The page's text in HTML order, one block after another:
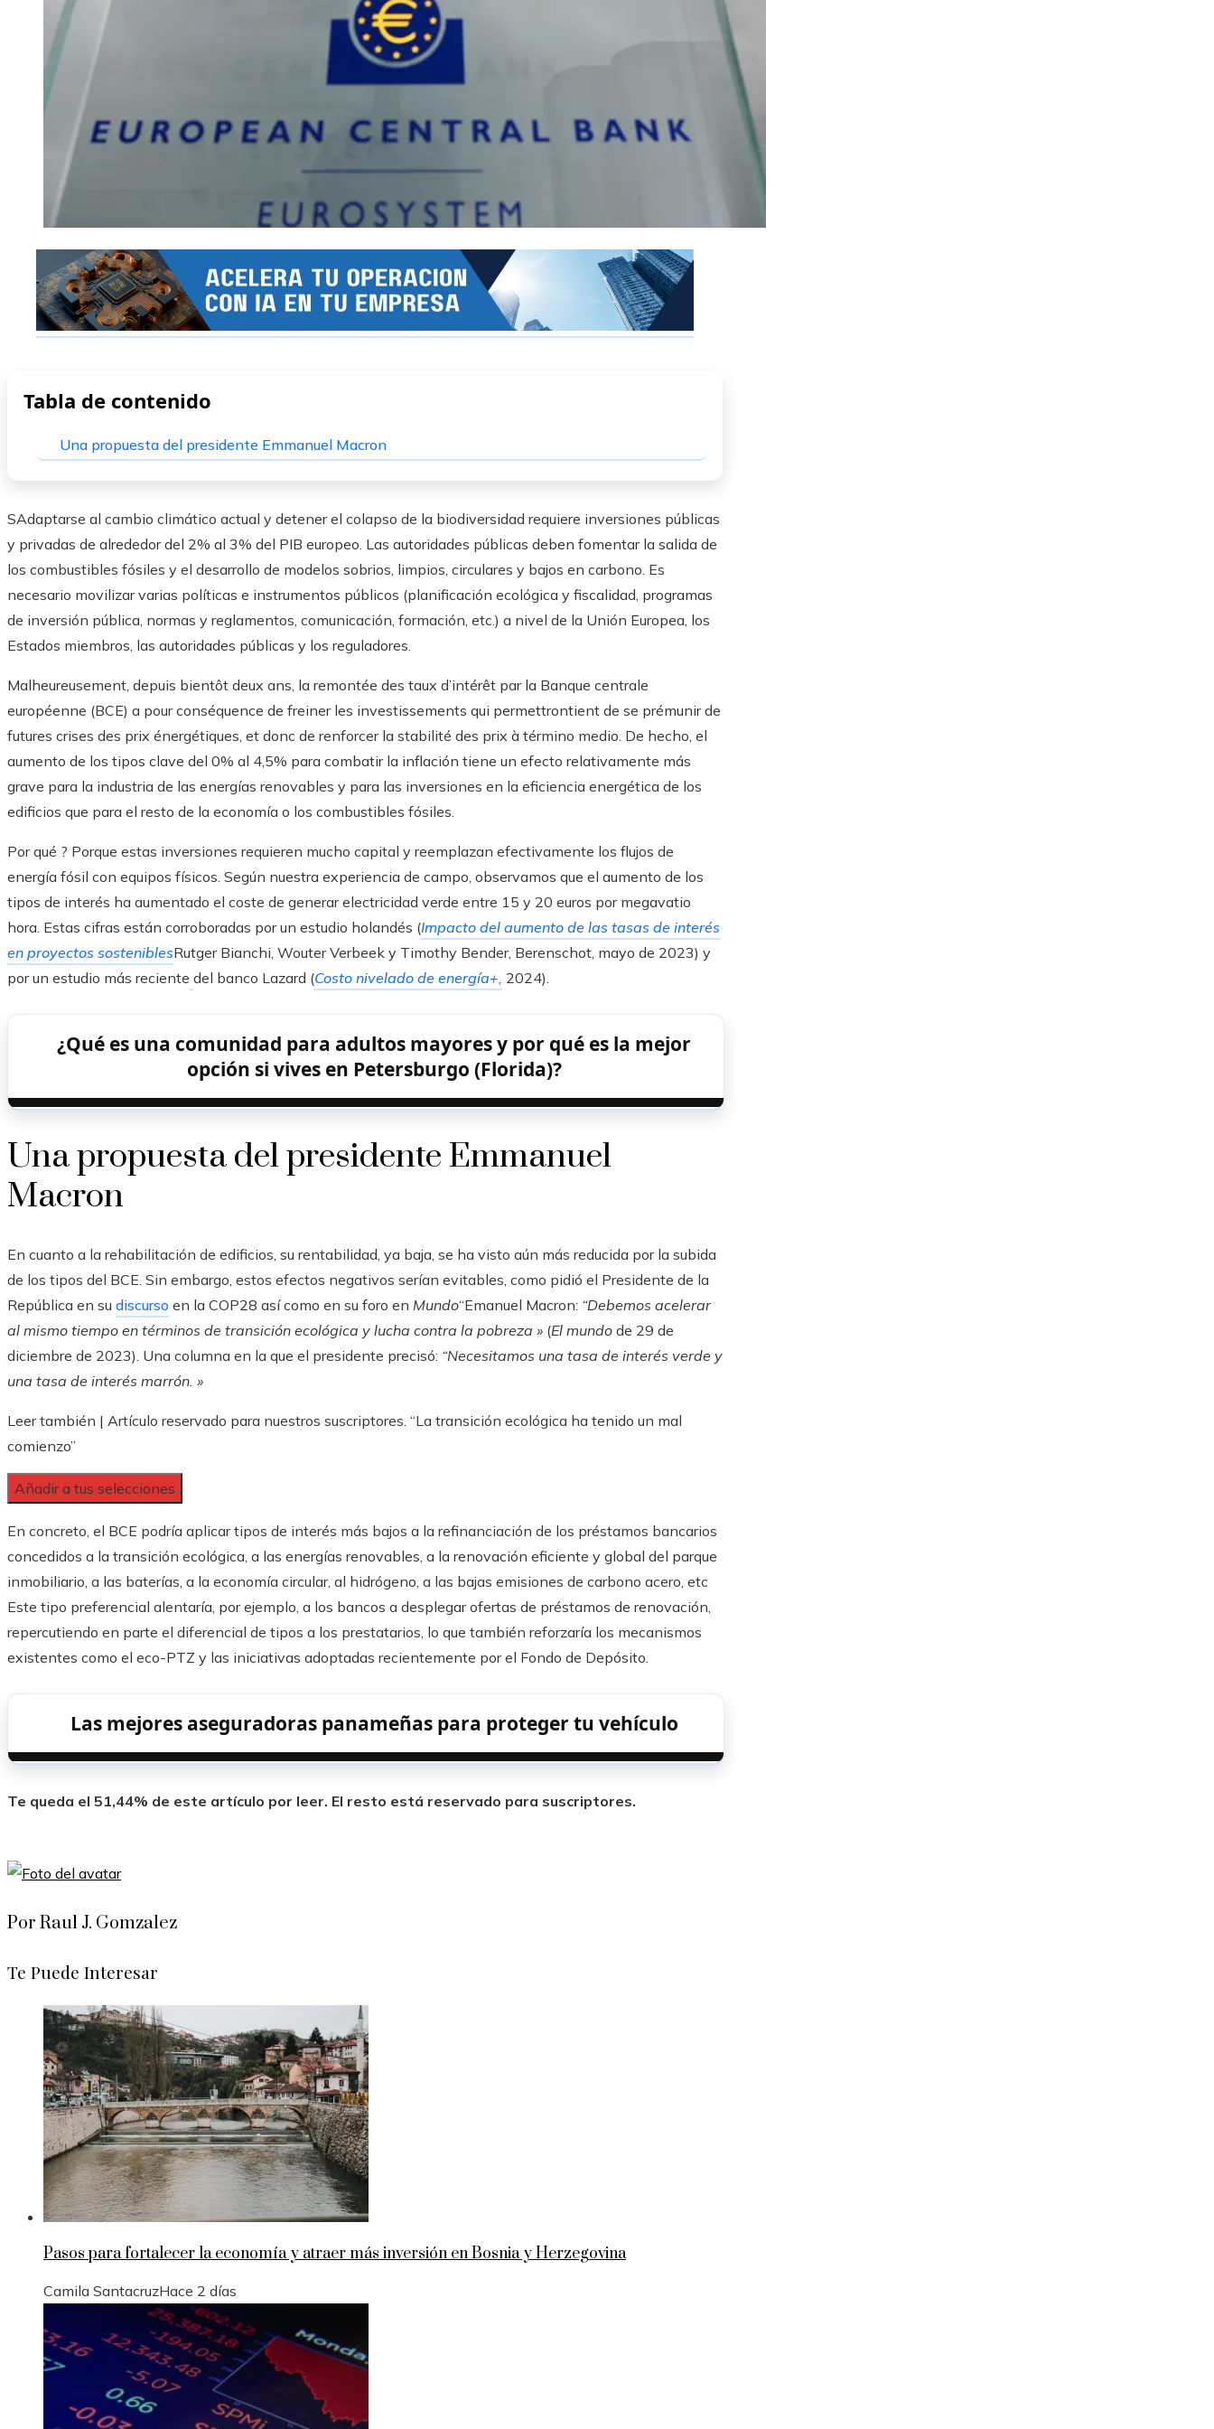
Tabla de contenido
Una propuesta del presidente Emmanuel Macron
SAdaptarse al cambio climático actual y detener el colapso de la biodiversidad requiere inversiones públicas
y privadas de alrededor del 2% al 3% del PIB europeo. Las autoridades públicas deben fomentar la salida de
los combustibles fósiles y el desarrollo de modelos sobrios, limpios, circulares y bajos en carbono. Es
necesario movilizar varias políticas e instrumentos públicos (planificación ecológica y fiscalidad, programas
de inversión pública, normas y reglamentos, comunicación, formación, etc.) a nivel de la Unión Europea, los
Estados miembros, las autoridades públicas y los reguladores.
Malheureusement, depuis bientôt deux ans, la remontée des taux d’intérêt par la Banque centrale
européenne (BCE) a pour conséquence de freiner les investissements qui permettrontient de se prémunir de
futures crises des prix énergétiques, et donc de renforcer la stabilité des prix à término medio. De hecho, el
aumento de los tipos clave del 0% al 4,5% para combatir la inflación tiene un efecto relativamente más
grave para la industria de las energías renovables y para las inversiones en la eficiencia energética de los
edificios que para el resto de la economía o los combustibles fósiles.
Por qué ? Porque estas inversiones requieren mucho capital y reemplazan efectivamente los flujos de
energía fósil con equipos físicos. Según nuestra experiencia de campo, observamos que el aumento de los
tipos de interés ha aumentado el coste de generar electricidad verde entre 15 y 20 euros por megavatio
hora. Estas cifras están corroboradas por un estudio holandés (Impacto del aumento de las tasas de interés
en proyectos sosteniblesRutger Bianchi, Wouter Verbeek y Timothy Bender, Berenschot, mayo de 2023) y
por un estudio más reciente del banco Lazard (Costo nivelado de energía+, 2024).
¿Qué es una comunidad para adultos mayores y por qué es la mejor
opción si vives en Petersburgo (Florida)?
Una propuesta del presidente Emmanuel
Macron
En cuanto a la rehabilitación de edificios, su rentabilidad, ya baja, se ha visto aún más reducida por la subida
de los tipos del BCE. Sin embargo, estos efectos negativos serían evitables, como pidió el Presidente de la
República en su discurso en la COP28 así como en su foro en Mundo“Emanuel Macron: “Debemos acelerar
al mismo tiempo en términos de transición ecológica y lucha contra la pobreza » (El mundo de 29 de
diciembre de 2023). Una columna en la que el presidente precisó: “Necesitamos una tasa de interés verde y
una tasa de interés marrón. »
Leer también | Artículo reservado para nuestros suscriptores. “La transición ecológica ha tenido un mal
comienzo”
Añadir a tus selecciones
En concreto, el BCE podría aplicar tipos de interés más bajos a la refinanciación de los préstamos bancarios
concedidos a la transición ecológica, a las energías renovables, a la renovación eficiente y global del parque
inmobiliario, a las baterías, a la economía circular, al hidrógeno, a las bajas emisiones de carbono acero, etc
Este tipo preferencial alentaría, por ejemplo, a los bancos a desplegar ofertas de préstamos de renovación,
repercutiendo en parte el diferencial de tipos a los prestatarios, lo que también reforzaría los mecanismos
existentes como el eco-PTZ y las iniciativas adoptadas recientemente por el Fondo de Depósito.
Las mejores aseguradoras panameñas para proteger tu vehículo
Te queda el 51,44% de este artículo por leer. El resto está reservado para suscriptores.
Por Raul J. Gomzalez
Te Puede Interesar
Pasos para fortalecer la economía y atraer más inversión en Bosnia y Herzegovina
Camila SantacruzHace 2 días